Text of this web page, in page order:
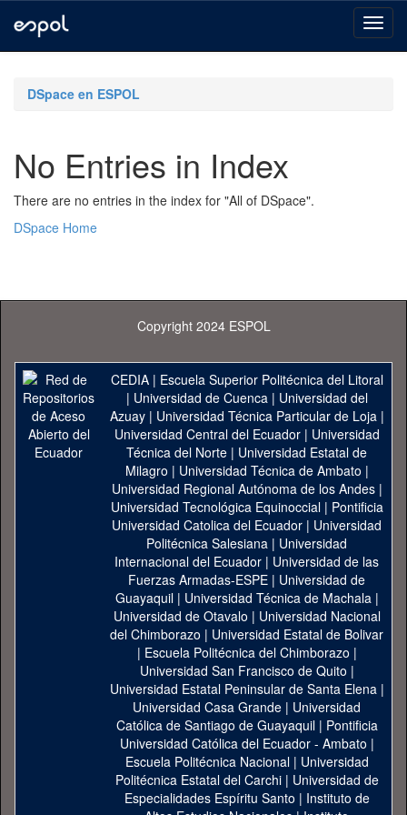
navigationDSpace en ESPOL
No Entries in Index
There are no entries in the index for "All of DSpace".
DSpace Home
Copyright 2024 ESPOL
CEDIA| Escuela Superior Politécnica del Litoral
| Universidad de Cuenca| Universidad del
Azuay| Universidad Técnica Particular de Loja|
Universidad Central del Ecuador| Universidad
Técnica del Norte | Universidad Estatal de
Milagro | Universidad Técnica de Ambato |
Universidad Regional Autónoma de los Andes|
Universidad Tecnológica Equinoccial| Pontificia
Universidad Catolica del Ecuador | Universidad
Politécnica Salesiana | Universidad
Internacional del Ecuador | Universidad de las
Fuerzas Armadas-ESPE | Universidad de
Guayaquil| Universidad Técnica de Machala|
Universidad de Otavalo | Universidad Nacional
del Chimborazo | Universidad Estatal de Bolivar
| Escuela Politécnica del Chimborazo |
Universidad San Francisco de Quito |
Universidad Estatal Peninsular de Santa Elena|
Universidad Casa Grande | Universidad
Católica de Santiago de Guayaquil| Pontificia
Universidad Católica del Ecuador - Ambato |
Escuela Politécnica Nacional| Universidad
Politécnica Estatal del Carchi| Universidad de
Especialidades Espíritu Santo | Instituto de